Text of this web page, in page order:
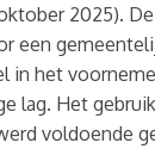
2025).
een
in het
lag. Het
voldoende